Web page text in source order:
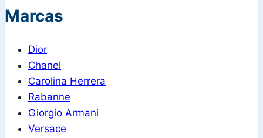
Marcas
Dior
Chanel
Carolina Herrera
Rabanne
Giorgio Armani
Versace